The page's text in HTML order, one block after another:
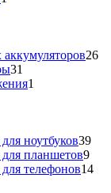
2626
31
товар
1
ноутбуков3939
планшетов99
телефонов1414